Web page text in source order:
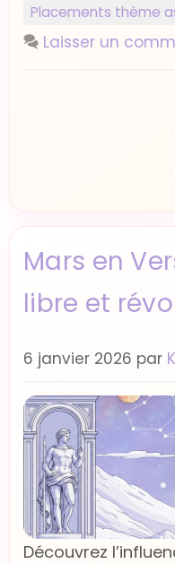
Placements thème
Laisser un
Mars en
libre et
6 janvier 2026 par
Découvrez